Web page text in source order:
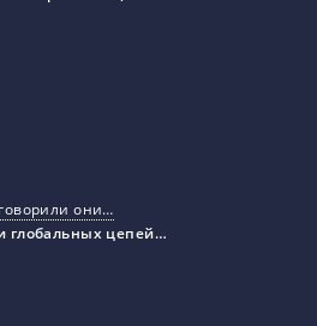
они…
глобальных цепей…